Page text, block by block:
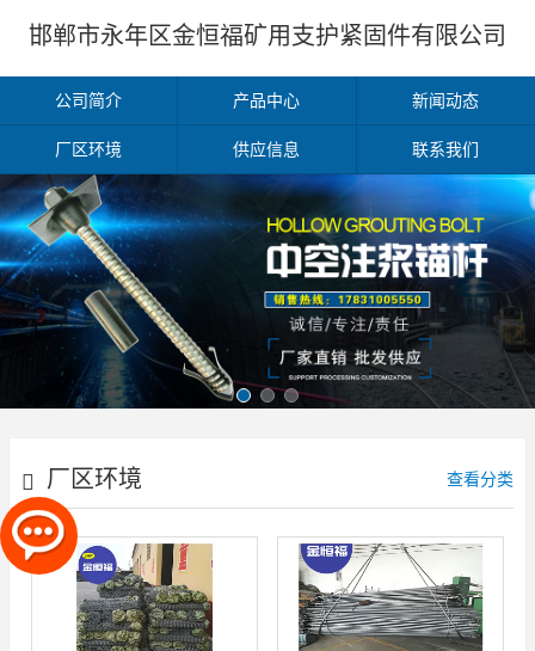
邯郸市永年区金恒福矿用支护紧固件有限公司
公司简介 产品中心 新闻动态
厂区环境 供应信息 联系我们
厂区环境 查看分类